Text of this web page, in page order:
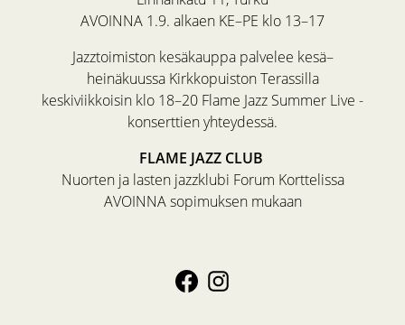
AVOINNA 1.9. alkaen KE–PE klo 13–17
Jazztoimiston kesäkauppa palvelee kesä–
heinäkuussa Kirkkopuiston Terassilla
keskiviikkoisin klo 18–20 Flame Jazz Summer Live -
konserttien yhteydessä.
FLAME JAZZ CLUB
Nuorten ja lasten jazzklubi Forum Korttelissa
AVOINNA sopimuksen mukaan